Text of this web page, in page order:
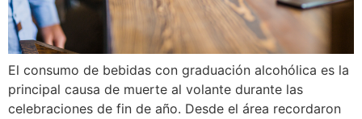
El consumo de bebidas con graduación alcohólica es la
principal causa de muerte al volante durante las
celebraciones de fin de año. Desde el área recordaron